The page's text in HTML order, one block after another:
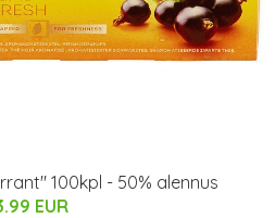
100kpl - 50% alennus
EUR